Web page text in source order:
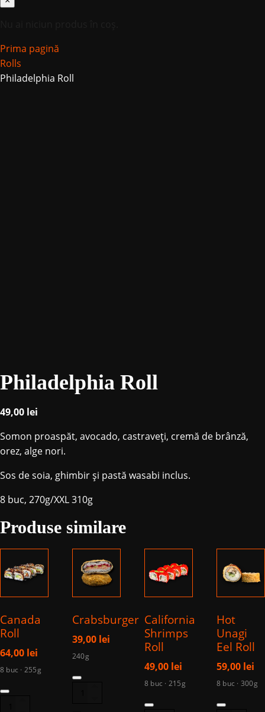
Prima pagină
Rolls
Philadelphia Roll
Philadelphia Roll
49,00 lei
Somon proaspăt, avocado, castraveți, cremă de brânză,
orez, alge nori.
Sos de soia, ghimbir și pastă wasabi inclus.
8 buc, 270g/XXL 310g
Produse similare
Canada
Roll
64,00 lei
8 buc · 255g
Cantitate
Crabsburger
39,00 lei
240g
Cantitate
California
Shrimps
Roll
49,00 lei
8 buc · 215g
Cantitate
Hot
Unagi
Eel Roll
59,00 lei
8 buc · 300g
Cantitate